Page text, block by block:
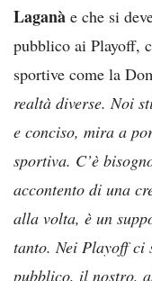
Laganà e che si
pubblico ai Playoff,
sportive come la
realtà diverse. Noi
e conciso, mira a
sportiva. C’è
accontento di una
alla volta, è un
tanto. Nei Playoff ci
pubblico, il nostro,